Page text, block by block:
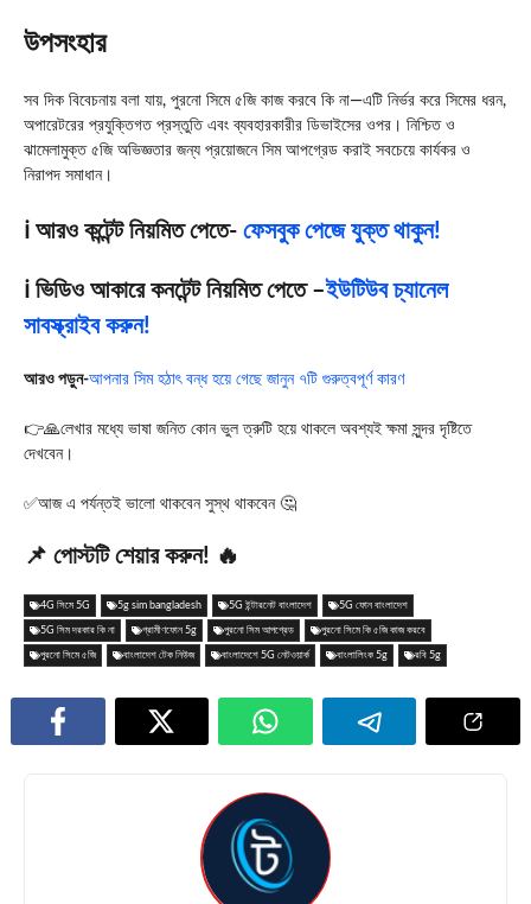
উপসংহার
সব দিক বিবেচনায় বলা যায়, পুরনো সিমে ৫জি কাজ করবে কি না—এটি নির্ভর করে সিমের ধরন,
অপারেটরের প্রযুক্তিগত প্রস্তুতি এবং ব্যবহারকারীর ডিভাইসের ওপর। নিশ্চিত ও
ঝামেলামুক্ত ৫জি অভিজ্ঞতার জন্য প্রয়োজনে সিম আপগ্রেড করাই সবচেয়ে কার্যকর ও
নিরাপদ সমাধান।
ℹ️ আরও কন্টেন্ট নিয়মিত পেতে- ফেসবুক পেজে যুক্ত থাকুন!
ℹ️ ভিডিও আকারে কনটেন্ট নিয়মিত পেতে –ইউটিউব চ্যানেল
সাবস্ক্রাইব করুন!
আরও পড়ুন-আপনার সিম হঠাৎ বন্ধ হয়ে গেছে জানুন ৭টি গুরুত্বপূর্ণ কারণ
👉🙏লেখার মধ্যে ভাষা জনিত কোন ভুল ত্রুটি হয়ে থাকলে অবশ্যই ক্ষমা সুন্দর দৃষ্টিতে
দেখবেন।
✅আজ এ পর্যন্তই ভালো থাকবেন সুস্থ থাকবেন 🤔
📌 পোস্টটি শেয়ার করুন! 🔥
4G সিমে 5G 5g sim bangladesh 5G ইন্টারনেট বাংলাদেশ 5G ফোন বাংলাদেশ
5G সিম দরকার কি না গ্রামীণফোন 5g পুরনো সিম আপগ্রেড পুরনো সিমে কি ৫জি কাজ করবে
পুরনো সিমে ৫জি বাংলাদেশ টেক নিউজ বাংলাদেশে 5G নেটওয়ার্ক বাংলালিংক 5g রবি 5g